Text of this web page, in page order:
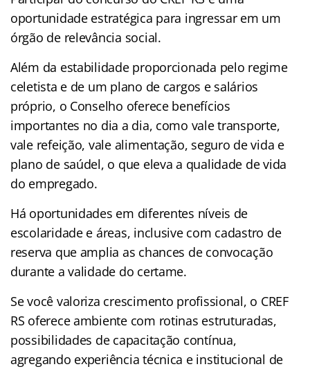
oportunidade estratégica para ingressar em um
órgão de relevância social.
Além da estabilidade proporcionada pelo regime
celetista e de um plano de cargos e salários
próprio, o Conselho oferece benefícios
importantes no dia a dia, como vale transporte,
vale refeição, vale alimentação, seguro de vida e
plano de saúdel, o que eleva a qualidade de vida
do empregado.
Há oportunidades em diferentes níveis de
escolaridade e áreas, inclusive com cadastro de
reserva que amplia as chances de convocação
durante a validade do certame.
Se você valoriza crescimento profissional, o CREF
RS oferece ambiente com rotinas estruturadas,
possibilidades de capacitação contínua,
agregando experiência técnica e institucional de